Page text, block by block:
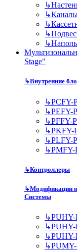
↳
↳
↳
↳
↳
Stage"
↳Внутренние
↳PCFY-
↳PEFY-P
↳PFFY-P
↳PKFY-
↳PLFY-P
↳PMFY-
↳Контроллеры
↳Модификации
Системы
↳PUHY-
↳PUHY-
↳PUHY-
↳